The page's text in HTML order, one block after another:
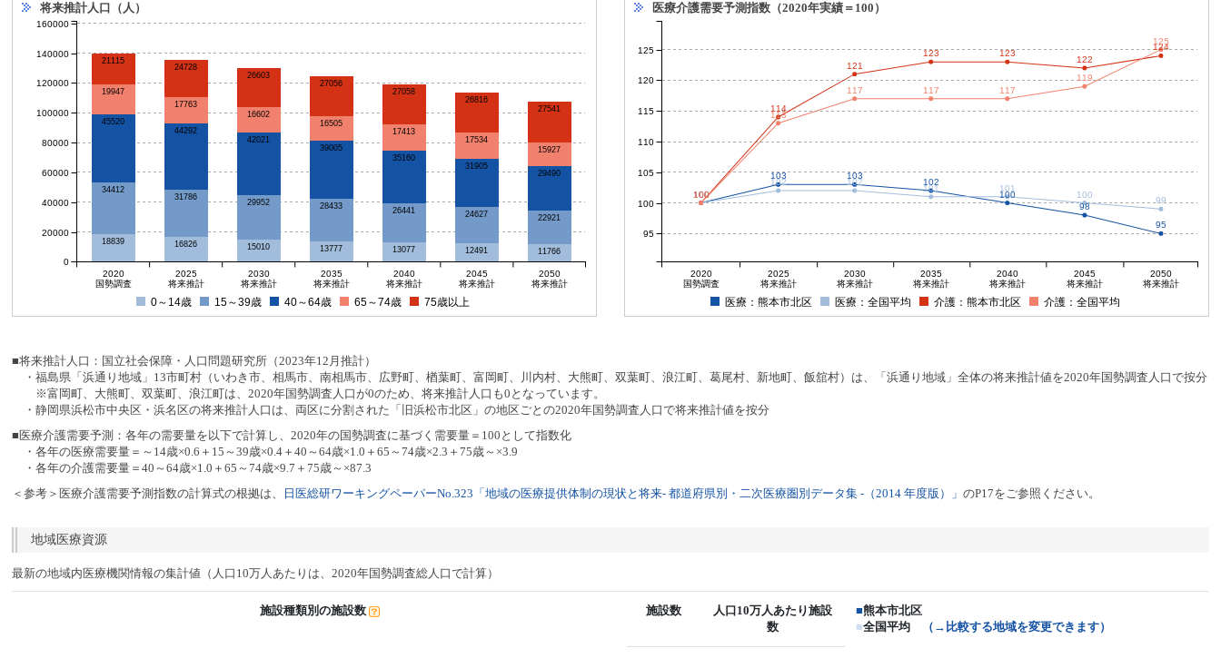
将来推計人口（人）
18839 16826 15010 13777 13077 12491 11766
34412
31786
29952 28433 26441 24627 22921
45520
44292
42021
39005
35160
31905
29490
19947
17763
16602
16505
17413
17534
15927
21115
24728
26603
27056
27058
26816
27541
2020
国勢調査
2025
将来推計
2030
将来推計
2035
将来推計
2040
将来推計
2045
将来推計
2050
将来推計
0
20000
40000
60000
80000
100000
120000
140000
160000
0～14歳 15～39歳 40～64歳 65～74歳 75歳以上
医療介護需要予測指数（2020年実績＝100）
100
103 103
102
100
98
95
100
102 102
101 101
100
99
100
114
121
123 123
122
124
100
113
117 117 117
119
125
2020
国勢調査
2025
将来推計
2030
将来推計
2035
将来推計
2040
将来推計
2045
将来推計
2050
将来推計
95
100
105
110
115
120
125
医療：熊本市北区 医療：全国平均 介護：熊本市北区 介護：全国平均
■将来推計人口：国立社会保障・人口問題研究所（2023年12月推計）
・福島県「浜通り地域」13市町村（いわき市、相馬市、南相馬市、広野町、楢葉町、富岡町、川内村、大熊町、双葉町、浪江町、葛尾村、新地町、飯舘村）は、「浜通り地域」全体の将来推計値を2020年国勢調査人口で按分
※富岡町、大熊町、双葉町、浪江町は、2020年国勢調査人口が0のため、将来推計人口も0となっています。
・静岡県浜松市中央区・浜名区の将来推計人口は、両区に分割された「旧浜松市北区」の地区ごとの2020年国勢調査人口で将来推計値を按分
■医療介護需要予測：各年の需要量を以下で計算し、2020年の国勢調査に基づく需要量＝100として指数化
・各年の医療需要量＝～14歳×0.6＋15～39歳×0.4＋40～64歳×1.0＋65～74歳×2.3＋75歳～×3.9
・各年の介護需要量＝40～64歳×1.0＋65～74歳×9.7＋75歳～×87.3
＜参考＞医療介護需要予測指数の計算式の根拠は、
日医総研ワーキングペーパーNo.323「地域の医療提供体制の現状と将来- 都道府県別・二次医療圏別データ集 -（2014 年度版）」のP17をご参照ください。
地域医療資源
最新の地域内医療機関情報の集計値（人口10万人あたりは、2020年国勢調査総人口で計算）
施設種類別の施設数 施設数
人口10万人あたり施設
数
■熊本市北区
■全国平均 （→比較する地域を変更できます）